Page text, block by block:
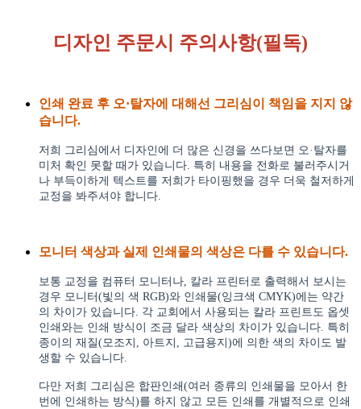
디자인 주문시 주의사항(필독)
인쇄 완료 후 오·탈자에 대해선 그리심이 책임을 지지 않
습니다.
저희 그리심에서 디자인에 더 많은 신경을 쓰다보면 오·탈자를
미처 확인 못할 때가 있습니다. 특히 내용을 전화로 불러주시거
나 부득이하게 텍스트를 저희가 타이핑했을 경우 더욱 철저하게
교정을 봐주셔야 합니다.
모니터 색상과 실제 인쇄물의 색상은 다를 수 있습니다.
보통 교정을 컴퓨터 모니터나, 칼라 프린터로 출력해서 보시는
경우 모니터(빛의 색 RGB)와 인쇄물(잉크색 CMYK)에는 약간
의 차이가 있습니다. 각 교회에서 사용되는 칼라 프린트도 옵셋
인쇄와는 인쇄 방식이 조금 달라 색상의 차이가 있습니다. 특히
종이의 재질(모조지, 아트지, 고급용지)에 의한 색의 차이도 발
생할 수 있습니다.
다만 저희 그리심은 합판인쇄(여러 종류의 인쇄물을 모아서 한
번에 인쇄하는 방식)를 하지 않고 모든 인쇄를 개별적으로 인쇄